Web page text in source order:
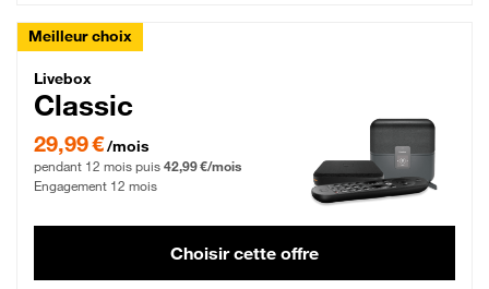
Meilleur choix
Livebox Classic Fibre
Livebox
Classic
29,99 € par mois pendant 12 mois puis 42,99 € par mois, Engagement 12 mois
29,99 €/mois
pendant 12 mois puis 42,99 €/mois
Engagement 12 mois
Choisir cette offre